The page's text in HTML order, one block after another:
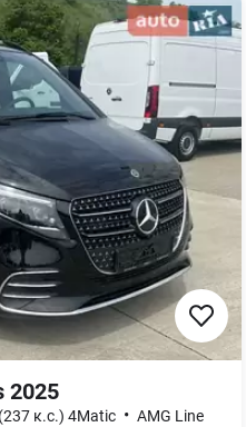
2025
к.с.) 4Matic • AMG Line